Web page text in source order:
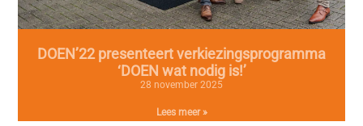
DOEN’22 presenteert verkiezingsprogramma
‘DOEN wat nodig is!’
28 november 2025
Lees meer »